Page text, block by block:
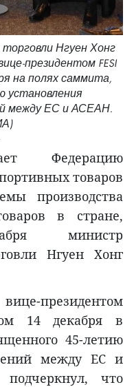
Нгуен Хонг
президентом FESI
на полях саммита,
установления
между ЕС и АСЕАН.
Федерацию
товаров
производства
в стране,
министр
Нгуен Хонг
президентом
14 декабря в
45-летию
между ЕС и
что